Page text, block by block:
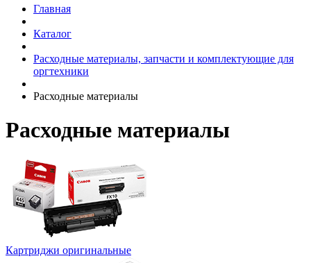
Главная
Каталог
Расходные материалы, запчасти и комплектующие для
оргтехники
Расходные материалы
Расходные материалы
Картриджи оригинальные